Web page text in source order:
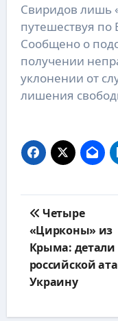
Свиридов лишь
путешествуя по
Сообщено о
получении
уклонении от
лишения
по
записям
Четыре
«Цирконы» из
Крыма: детали
российской
Украину